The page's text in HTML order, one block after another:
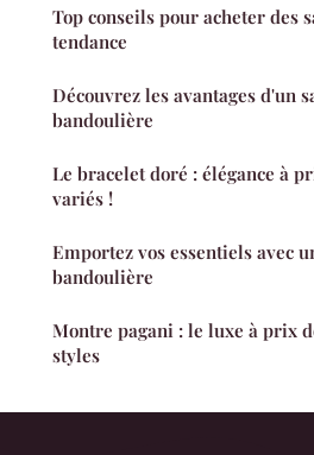
Top conseils pour acheter des
tendance
Découvrez les avantages d'un
bandoulière
Le bracelet doré : élégance à
variés !
Emportez vos essentiels avec
bandoulière
Montre pagani : le luxe à prix
styles